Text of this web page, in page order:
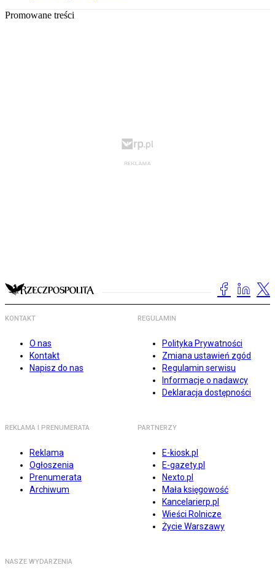
Promowane treści
KONTAKT
O nas
Kontakt
Napisz do nas
REGULAMIN
Polityka Prywatności
Zmiana ustawień zgód
Regulamin serwisu
Informacje o nadawcy
Deklaracja dostępności
REKLAMA I PRENUMERATA
Reklama
Ogłoszenia
Prenumerata
Archiwum
PARTNERZY
E-kiosk.pl
E-gazety.pl
Nexto.pl
Mała księgowość
Kancelarierp.pl
Wieści Rolnicze
Życie Warszawy
NASZE WYDARZENIA